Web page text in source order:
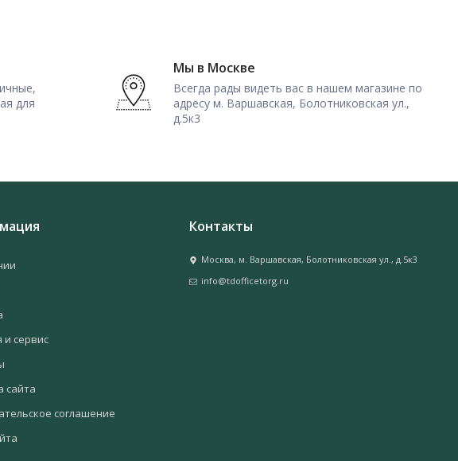
для
Мы в Москве
Всегда рады видеть вас в нашем магазине по
адресу м. Варшавская, Болотниковская ул.,
д.5к3
и сервис
сайта
соглашение
Контакты
Москва, м. Варшавская, Болотниковская ул., д.5к3
info@tdofficetorg.ru